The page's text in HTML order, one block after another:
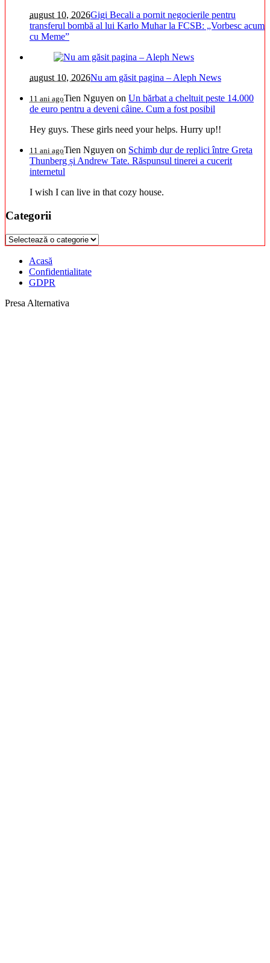
august 10, 2026Gigi Becali a pornit negocierile pentru
transferul bombă al lui Karlo Muhar la FCSB: „Vorbesc acum
cu Meme”
august 10, 2026Nu am găsit pagina – Aleph News
11 ani agoTien Nguyen on Un bărbat a cheltuit peste 14.000
de euro pentru a deveni câine. Cum a fost posibil
Hey guys. These girls need your helps. Hurry up!!
11 ani agoTien Nguyen on Schimb dur de replici între Greta
Thunberg și Andrew Tate. Răspunsul tinerei a cucerit
internetul
I wish I can live in that cozy house.
Categorii
Categorii
Acasă
Confidentialitate
GDPR
Presa Alternativa